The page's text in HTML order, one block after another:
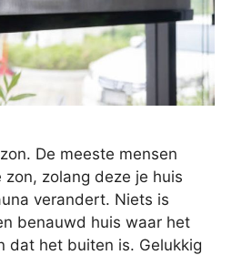
De meeste mensen
zolang deze je huis
verandert. Niets is
benauwd huis waar het
dat het buiten is. Gelukkig